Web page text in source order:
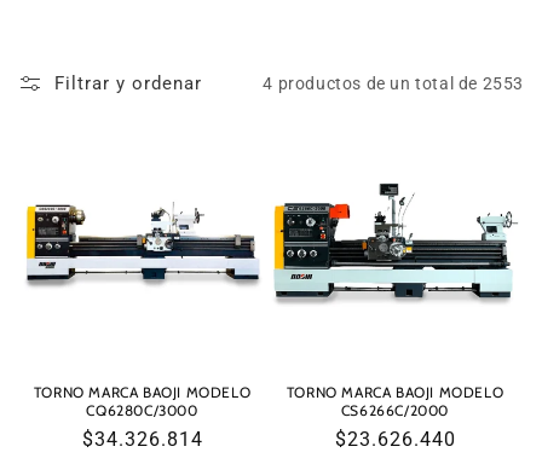
ó
n
Filtrar y ordenar 4 productos de un total de 2553
TORNO MARCA BAOJI MODELO
CQ6280C/3000
Precio
$34.326.814
TORNO MARCA BAOJI MODELO
CS6266C/2000
Precio
$23.626.440